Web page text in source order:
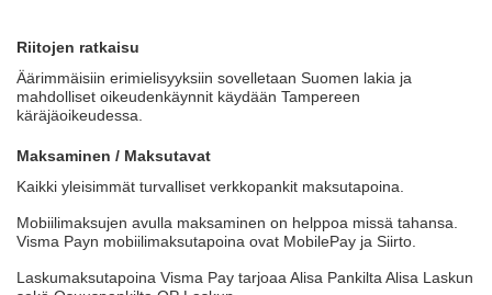
Riitojen ratkaisu
Äärimmäisiin erimielisyyksiin sovelletaan Suomen lakia ja
mahdolliset oikeudenkäynnit käydään Tampereen
käräjäoikeudessa.
Maksaminen / Maksutavat
Kaikki yleisimmät turvalliset verkkopankit maksutapoina.
Mobiilimaksujen avulla maksaminen on helppoa missä tahansa.
Visma Payn mobiilimaksutapoina ovat MobilePay ja Siirto.
Laskumaksutapoina Visma Pay tarjoaa Alisa Pankilta Alisa Laskun